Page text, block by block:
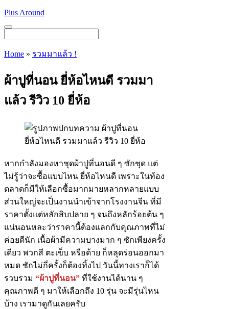
Skip
content
Plus Around
Menu
Home » รวมมาแล้ว !
ผ้าปูที่นอน ยี่ห้อไหนดี รวมมา
แล้ว รีวิว 10 ยี่ห้อ
หากกำลังมองหาชุดผ้าปูที่นอนดี ๆ ซักชุด แต่
ไม่รู้ว่าจะซื้อแบบไหน ยี่ห้อไหนดี เพราะในท้อง
ตลาดก็มีให้เลือกซื้อมากมายหลากหลายแบบ
ส่วนใหญ่จะเป็นงานนำเข้าจากโรงงานจีน ที่มี
ราคาตั้งแต่หลักสิบปลาย ๆ จนถึงหลักร้อยต้น ๆ
แน่นอนหละว่าราคานี้ต้องแลกกับคุณภาพที่ไม่
ค่อยดีนัก เนื้อผ้ามีความบางมาก ๆ ซักเพียงครั้ง
เดียว พวกสี ตะเข็บ หรือด้าย ก็หลุดร่อนออกมา
หมด ซักไม่กี่ครั้งก็ต้องทิ้งไป วันนี้ทางเราก็ได้
รวบรวม “ผ้าปูที่นอน” ที่ใช้งานได้นาน ๆ
คุณภาพดี ๆ มาให้เลือกถึง 10 รุ่น จะมีรุ่นไหน
บ้าง เรามาดูกันเลยครับ